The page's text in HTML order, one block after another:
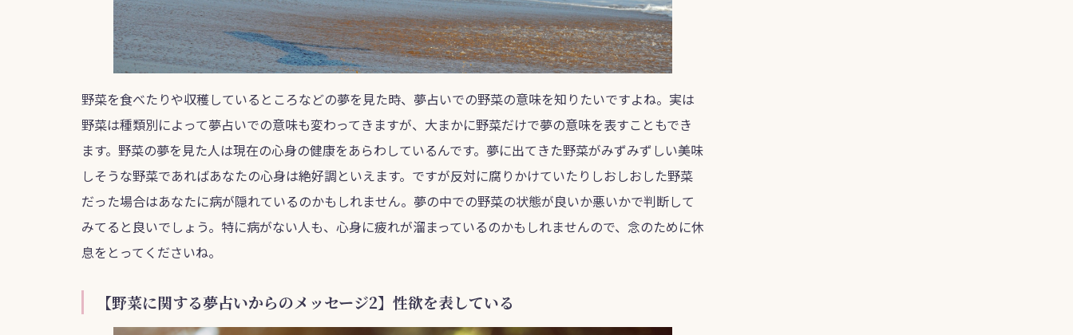
野菜を食べたりや収穫しているところなどの夢を見た時、夢占いでの野菜の意味を知りたいですよね。実は
野菜は種類別によって夢占いでの意味も変わってきますが、大まかに野菜だけで夢の意味を表すこともでき
ます。野菜の夢を見た人は現在の心身の健康をあらわしているんです。夢に出てきた野菜がみずみずしい美味
しそうな野菜であればあなたの心身は絶好調といえます。ですが反対に腐りかけていたりしおしおした野菜
だった場合はあなたに病が隠れているのかもしれません。夢の中での野菜の状態が良いか悪いかで判断して
みてると良いでしょう。特に病がない人も、心身に疲れが溜まっているのかもしれませんので、念のために休
息をとってくださいね。
【野菜に関する夢占いからのメッセージ2】性欲を表している